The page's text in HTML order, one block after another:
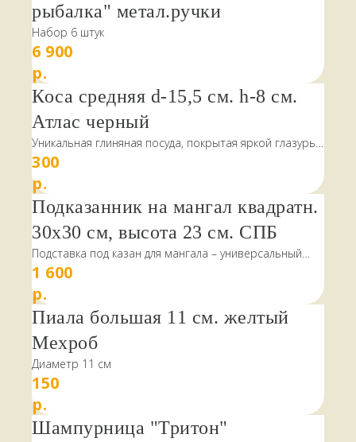
рыбалка" метал.ручки
Набор 6 штук
6 900
р.
Коса средняя d-15,5 см. h-8 см.
Атлас черный
Уникальная глиняная посуда, покрытая яркой глазурью
и замысловатыми узорами. Эти предметы, созданные
в самом сердце керамического искусства – Риштане,
станут прекрасным подарком для всех, кто ценит
Восточную кухню. Такая посуда привнесет в любой
дом нотки национального колорита и подарит
теплоту и уют восточного гостеприимства.
Фотографии узоров могут немного отличаться от их
реального исполнения, однако стиль и цветовая
гамма будут сохранены.
300
р.
Подказанник на мангал квадратн.
30х30 см, высота 23 см. СПБ
Подставка под казан для мангала – универсальный
вариант для готовки плова, лагмана и других
популярных блюд на открытом огне. Подказанник
поможет расширить возможности использования
мангала и порадует долгой службой.
Металлическая подставка подходит не только под
установку классического, но и для афганского казана,
а также кастрюли, сковороды, саджа и чайника.
1 600
р.
Пиала большая 11 см. желтый
Мехроб
Диаметр 11 см
150
р.
Шампурница "Тритон"
НАШИ КЛИЕНТЫПИШУТ